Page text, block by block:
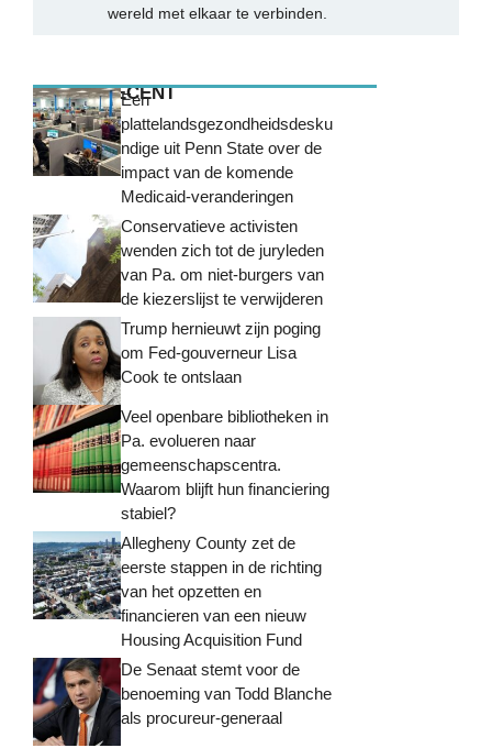
wereld met elkaar te verbinden.
MEEST RECENT
Een
plattelandsgezondheidsdesku
ndige uit Penn State over de
impact van de komende
Medicaid-veranderingen
Conservatieve activisten
wenden zich tot de juryleden
van Pa. om niet-burgers van
de kiezerslijst te verwijderen
Trump hernieuwt zijn poging
om Fed-gouverneur Lisa
Cook te ontslaan
Veel openbare bibliotheken in
Pa. evolueren naar
gemeenschapscentra.
Waarom blijft hun financiering
stabiel?
Allegheny County zet de
eerste stappen in de richting
van het opzetten en
financieren van een nieuw
Housing Acquisition Fund
De Senaat stemt voor de
benoeming van Todd Blanche
als procureur-generaal